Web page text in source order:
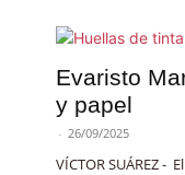
Evaristo
y papel
- 26/09/2025
VÍCTOR SUÁREZ -